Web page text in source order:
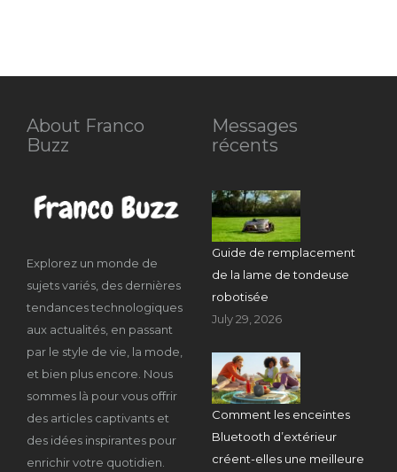
About Franco
Buzz
Explorez un monde de
sujets variés, des dernières
tendances technologiques
aux actualités, en passant
par le style de vie, la mode,
et bien plus encore. Nous
sommes là pour vous offrir
des articles captivants et
des idées inspirantes pour
enrichir votre quotidien.
Messages
récents
Guide de remplacement
de la lame de tondeuse
robotisée
July 29, 2026
Comment les enceintes
Bluetooth d’extérieur
créent-elles une meilleure